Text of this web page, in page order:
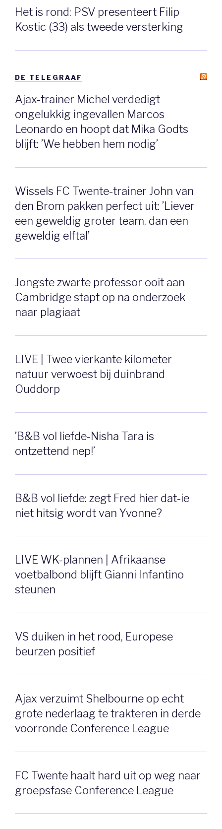
Het is rond: PSV presenteert Filip
Kostic (33) als tweede versterking
DE TELEGRAAF
Ajax-trainer Michel verdedigt
ongelukkig ingevallen Marcos
Leonardo en hoopt dat Mika Godts
blijft: ’We hebben hem nodig’
Wissels FC Twente-trainer John van
den Brom pakken perfect uit: ’Liever
een geweldig groter team, dan een
geweldig elftal’
Jongste zwarte professor ooit aan
Cambridge stapt op na onderzoek
naar plagiaat
LIVE | Twee vierkante kilometer
natuur verwoest bij duinbrand
Ouddorp
’B&B vol liefde-Nisha Tara is
ontzettend nep!’
B&B vol liefde: zegt Fred hier dat-ie
niet hitsig wordt van Yvonne?
LIVE WK-plannen | Afrikaanse
voetbalbond blijft Gianni Infantino
steunen
VS duiken in het rood, Europese
beurzen positief
Ajax verzuimt Shelbourne op echt
grote nederlaag te trakteren in derde
voorronde Conference League
FC Twente haalt hard uit op weg naar
groepsfase Conference League